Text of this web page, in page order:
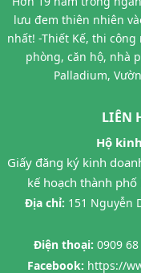
lưu đem thiên nhiên
nhất! -Thiết Kế, thi
phòng, căn hộ, nhà
Palladium,
LIÊN
Hộ
Giấy đăng ký kinh
kế hoạch thành
Địa chỉ: 151 Nguyễn
Điện thoại: 0909
Facebook: https://